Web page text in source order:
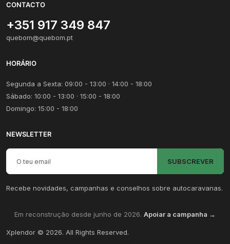
CONTACTO
+351 917 349 847
quebom@quebom.pt
HORÁRIO
Segunda a Sexta: 09:00 - 13:00 · 14:00 - 18:00
Sábado: 10:00 - 13:00 · 15:00 - 18:00
Domingo: 15:00 - 18:00
NEWSLETTER
Email para newsletter
SUBSCREVER
Recebe novidades, campanhas e conselhos sobre autocaravanas.
Em reconstrução desde junho de 2026. Apoiar a campanha →
Xplendor © 2026. All Rights Reserved.